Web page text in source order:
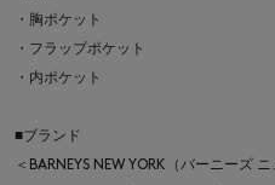
・胸ポケット
・フラップポケット
・内ポケット
■ブランド
＜BARNEYS NEW YORK（バーニーズ